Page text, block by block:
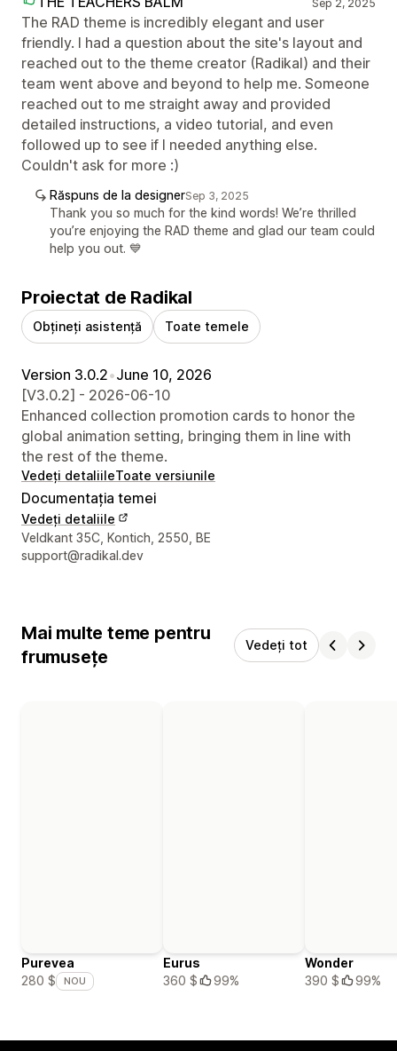
Sep 2, 2025
The RAD theme is incredibly elegant and user
friendly. I had a question about the site's layout and
reached out to the theme creator (Radikal) and their
team went above and beyond to help me. Someone
reached out to me straight away and provided
detailed instructions, a video tutorial, and even
followed up to see if I needed anything else.
Couldn't ask for more :)
Răspuns de la designerSep 3, 2025
Thank you so much for the kind words! We’re thrilled
you’re enjoying the RAD theme and glad our team could
help you out. 💙
Proiectat de Radikal
Obțineți asistență Toate temele
Version 3.0.2•June 10, 2026
[V3.0.2] - 2026-06-10
Enhanced collection promotion cards to honor the
global animation setting, bringing them in line with
the rest of the theme.
Vedeți detaliileToate versiunile
Documentația temei
Vedeți detaliile
Detaliile de contact ale designerului
Veldkant 35C, Kontich, 2550, BE
support@radikal.dev
Mai multe teme pentru
frumusețe
Vedeți tot
Purevea
280 $
NOU
Eurus
360 $
99%
Wonder
390 $
99%